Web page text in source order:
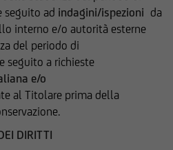
seguito ad indagini/ispezioni da
interno e/o autorità esterne
del periodo di
seguito a richieste
e/o
al Titolare prima della
DIRITTI
alle suddette
è quindi
ai soggetti che non sono
né comunque si trovano
Uniti d'America, Canada,
o negli Altri Paesi, e non
conto o a beneficio di una
secondo la definizione
S dello United States